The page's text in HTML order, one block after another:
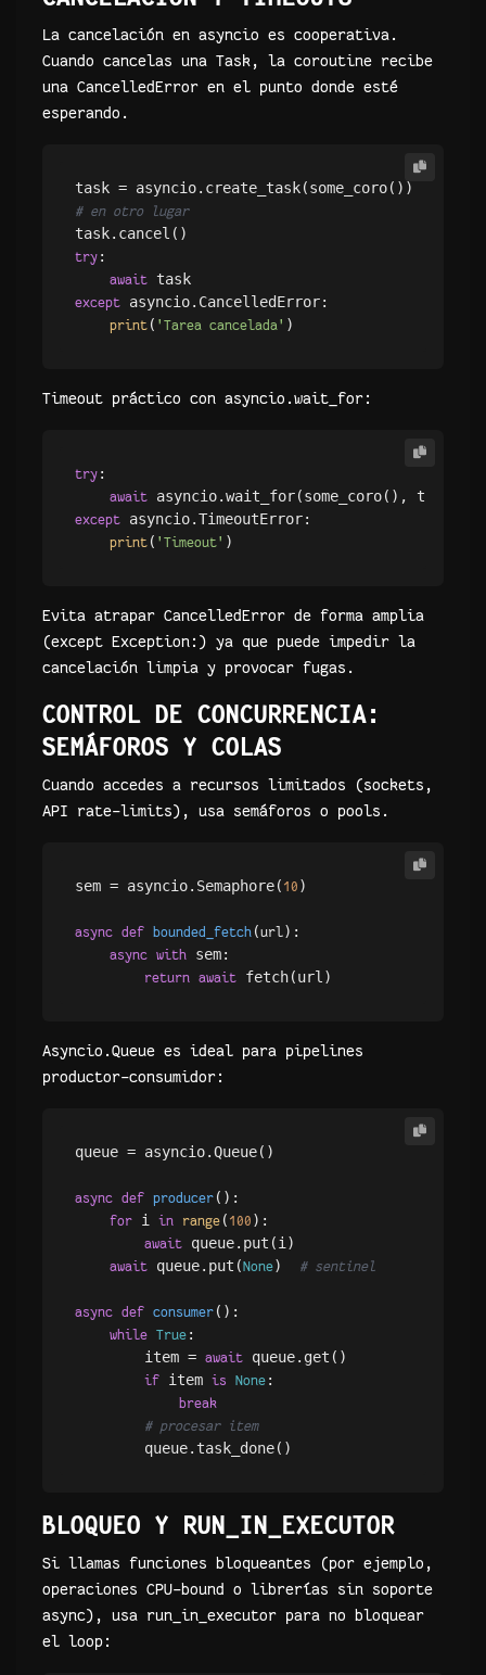
La cancelación en asyncio es cooperativa.
Cuando cancelas una Task, la coroutine recibe
una CancelledError en el punto donde esté
esperando.
# en otro lugar
try :
await
except asyncio.CancelledError:
print ( 'Tarea cancelada'
Timeout práctico con asyncio.wait_for:
try :
await asyncio.wait_for(some_coro(), timeout=
except asyncio.TimeoutError:
print ( 'Timeout'
Evita atrapar CancelledError de forma amplia
(except Exception:) ya que puede impedir la
cancelación limpia y provocar fugas.
CONTROL DE CONCURRENCIA:
SEMÁFOROS Y COLAS
Cuando accedes a recursos limitados (sockets,
API rate-limits), usa semáforos o pools.
sem = asyncio.Semaphore( 10 )
async def bounded_fetch (url):
async with sem:
return await
Asyncio.Queue es ideal para pipelines
productor-consumidor:
queue = asyncio.Queue()
async def producer ():
for i in range ( 100 ):
await queue.put(i)
await queue.put(None) # sentinel
async def consumer ():
while True :
        item =
await queue.get()
if item is None :
break
# procesar item
BLOQUEO Y RUN_IN_EXECUTOR
Si llamas funciones bloqueantes (por ejemplo,
operaciones CPU-bound o librerías sin soporte
async), usa run_in_executor para no bloquear
el loop: